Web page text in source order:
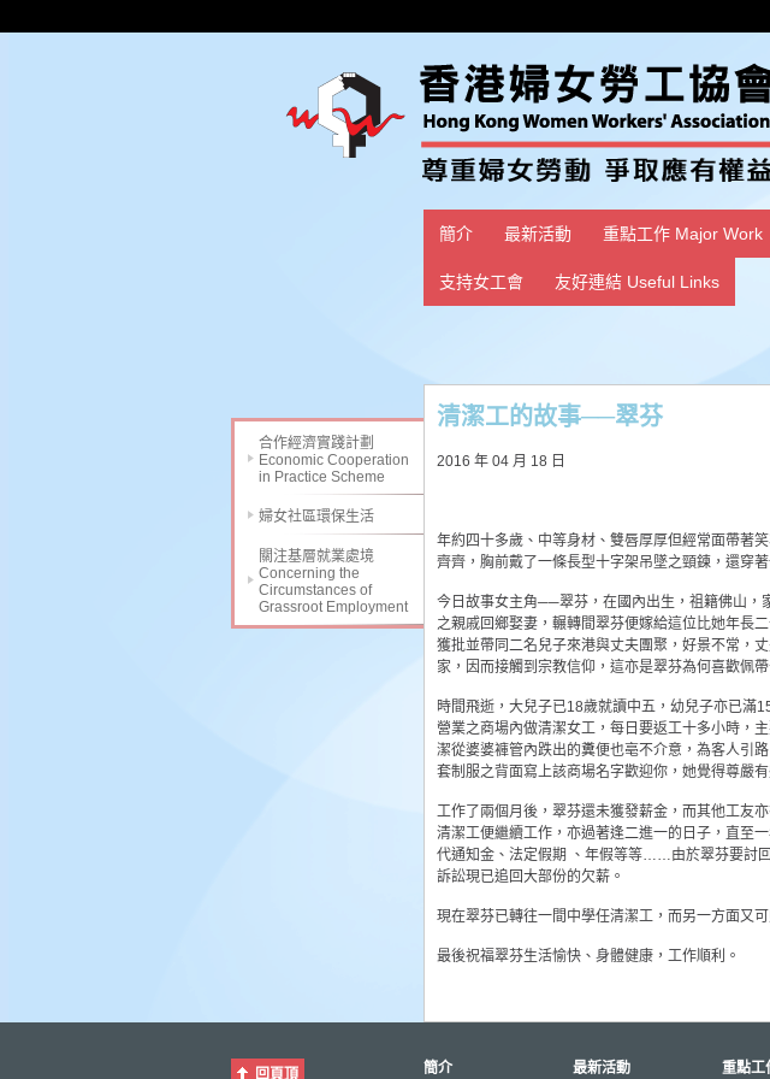
簡介 最新活動 重點工作 Major Work
支持女工會 友好連結 Useful Links
合作經濟實踐計劃
Economic Cooperation
in Practice Scheme
婦女社區環保生活
關注基層就業處境
Concerning the
Circumstances of
Grassroot Employment
清潔工的故事──翠芬
2016 年 04 月 18 日
年約四十多歲、中等身材、雙唇厚厚但經常面帶著
齊齊，胸前戴了一條長型十字架吊墜之頸鍊，還穿
今日故事女主角──翠芬，在國內出生，祖籍佛山，
之親戚回鄉娶妻，輾轉間翠芬便嫁給這位比她年長
獲批並帶同二名兒子來港與丈夫團聚，好景不常，
家，因而接觸到宗教信仰，這亦是翠芬為何喜歡佩
時間飛逝，大兒子已18歲就讀中五，幼兒子亦已滿
營業之商場內做清潔女工，每日要返工十多小時，
潔從婆婆褲管內跌出的糞便也亳不介意，為客人引
套制服之背面寫上該商場名字歡迎你，她覺得尊嚴
工作了兩個月後，翠芬還未獲發薪金，而其他工友
清潔工便繼續工作，亦過著逢二進一的日子，直至
代通知金、法定假期 、年假等等……由於翠芬要討
訴訟現已追回大部份的欠薪。
現在翠芬已轉往一間中學任清潔工，而另一方面又可
最後祝福翠芬生活愉快、身體健康，工作順利。
回頁頂 簡介 最新活動 重點工